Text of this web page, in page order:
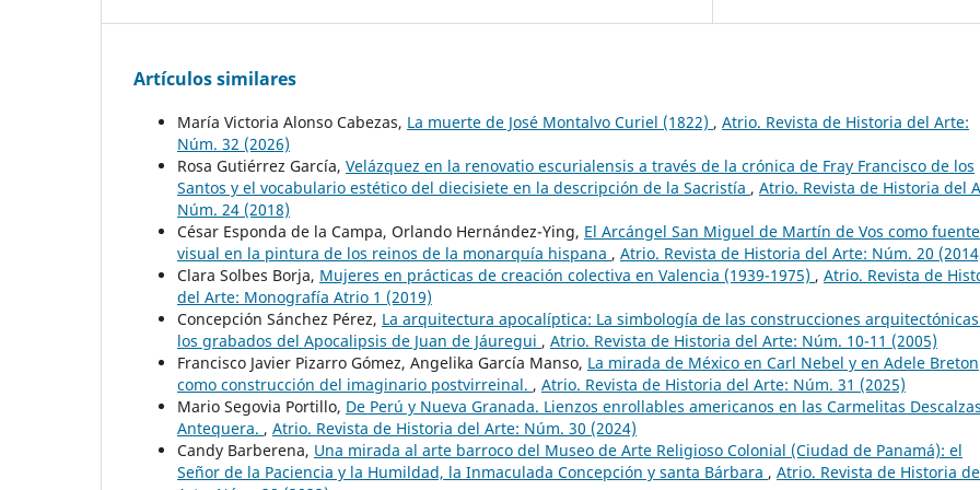
Artículos similares
María Victoria Alonso Cabezas, La muerte de José Montalvo Curiel (1822) , Atrio. Revista de Historia del Arte:
Núm. 32 (2026)
Rosa Gutiérrez García, Velázquez en la renovatio escurialensis a través de la crónica de Fray Francisco de los
Santos y el vocabulario estético del diecisiete en la descripción de la Sacristía , Atrio. Revista de Historia del
Núm. 24 (2018)
César Esponda de la Campa, Orlando Hernández-Ying, El Arcángel San Miguel de Martín de Vos como fuente
visual en la pintura de los reinos de la monarquía hispana , Atrio. Revista de Historia del Arte: Núm. 20
Clara Solbes Borja, Mujeres en prácticas de creación colectiva en Valencia (1939-1975) , Atrio. Revista de
del Arte: Monografía Atrio 1 (2019)
Concepción Sánchez Pérez, La arquitectura apocalíptica: La simbología de las construcciones
los grabados del Apocalipsis de Juan de Jáuregui , Atrio. Revista de Historia del Arte: Núm. 10-11 (2005)
Francisco Javier Pizarro Gómez, Angelika García Manso, La mirada de México en Carl Nebel y en Adele Breton
como construcción del imaginario postvirreinal. , Atrio. Revista de Historia del Arte: Núm. 31 (2025)
Mario Segovia Portillo, De Perú y Nueva Granada. Lienzos enrollables americanos en las Carmelitas
Antequera. , Atrio. Revista de Historia del Arte: Núm. 30 (2024)
Candy Barberena, Una mirada al arte barroco del Museo de Arte Religioso Colonial (Ciudad de Panamá): el
Señor de la Paciencia y la Humildad, la Inmaculada Concepción y santa Bárbara , Atrio. Revista de Historia